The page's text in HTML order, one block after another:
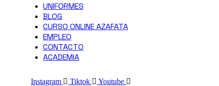
UNIFORMES
BLOG
CURSO ONLINE AZAFATA
EMPLEO
CONTACTO
ACADEMIA
Instagram Tiktok Youtube